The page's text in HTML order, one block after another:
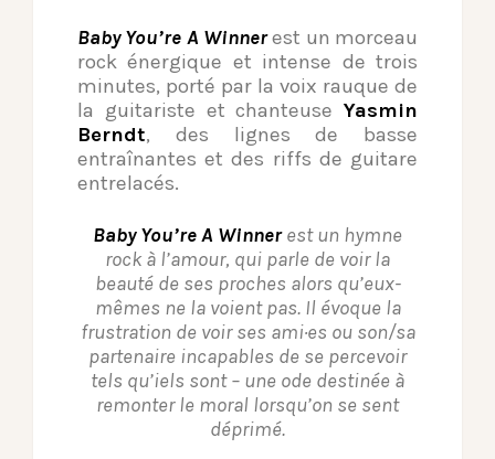
Baby You’re A Winnerest un morceau
rock énergique et intense de trois
minutes, porté par la voix rauque de
la guitariste et chanteuse Yasmin
Berndt, des lignes de basse
entraînantes et des riffs de guitare
entrelacés.
Baby You’re A Winnerest un hymne
rock à l’amour, qui parle de voir la
beauté de ses proches alors qu’eux-
mêmes ne la voient pas. Il évoque la
frustration de voir ses ami·es ou son/sa
partenaire incapables de se percevoir
tels qu’iels sont – une ode destinée à
remonter le moral lorsqu’on se sent
déprimé.